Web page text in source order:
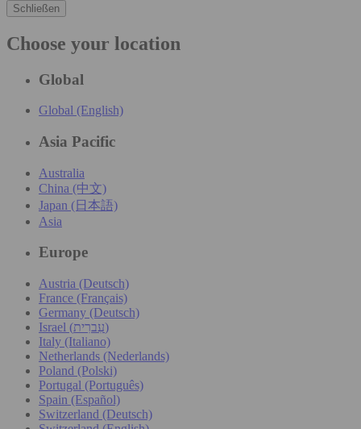
Schließen
Choose your location
Global
Global (English)
Asia Pacific
Australia
China (中文)
Japan (日本語)
Asia
Europe
Austria (Deutsch)
France (Français)
Germany (Deutsch)
Israel (עִברִית)
Italy (Italiano)
Netherlands (Nederlands)
Poland (Polski)
Portugal (Português)
Spain (Español)
Switzerland (Deutsch)